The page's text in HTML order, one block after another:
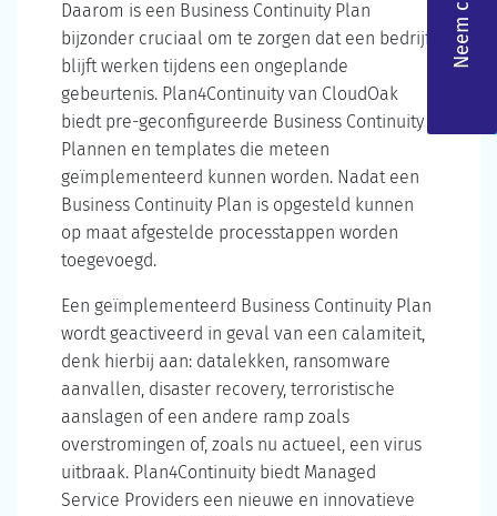
Daarom is een Business Continuity Plan
bijzonder cruciaal om te zorgen dat een bedrijf
blijft werken tijdens een ongeplande
gebeurtenis. Plan4Continuity van CloudOak
biedt pre-geconfigureerde Business Continuity
Plannen en templates die meteen
geïmplementeerd kunnen worden. Nadat een
Business Continuity Plan is opgesteld kunnen
op maat afgestelde processtappen worden
toegevoegd.
Een geïmplementeerd Business Continuity Plan
wordt geactiveerd in geval van een calamiteit,
denk hierbij aan: datalekken, ransomware
aanvallen, disaster recovery, terroristische
aanslagen of een andere ramp zoals
overstromingen of, zoals nu actueel, een virus
uitbraak. Plan4Continuity biedt Managed
Service Providers een nieuwe en innovatieve